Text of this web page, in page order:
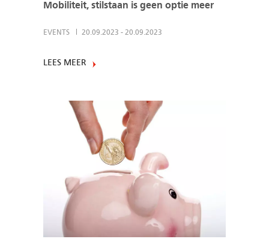
Mobiliteit, stilstaan is geen optie meer
EVENTS 20.09.2023 - 20.09.2023
LEES MEER